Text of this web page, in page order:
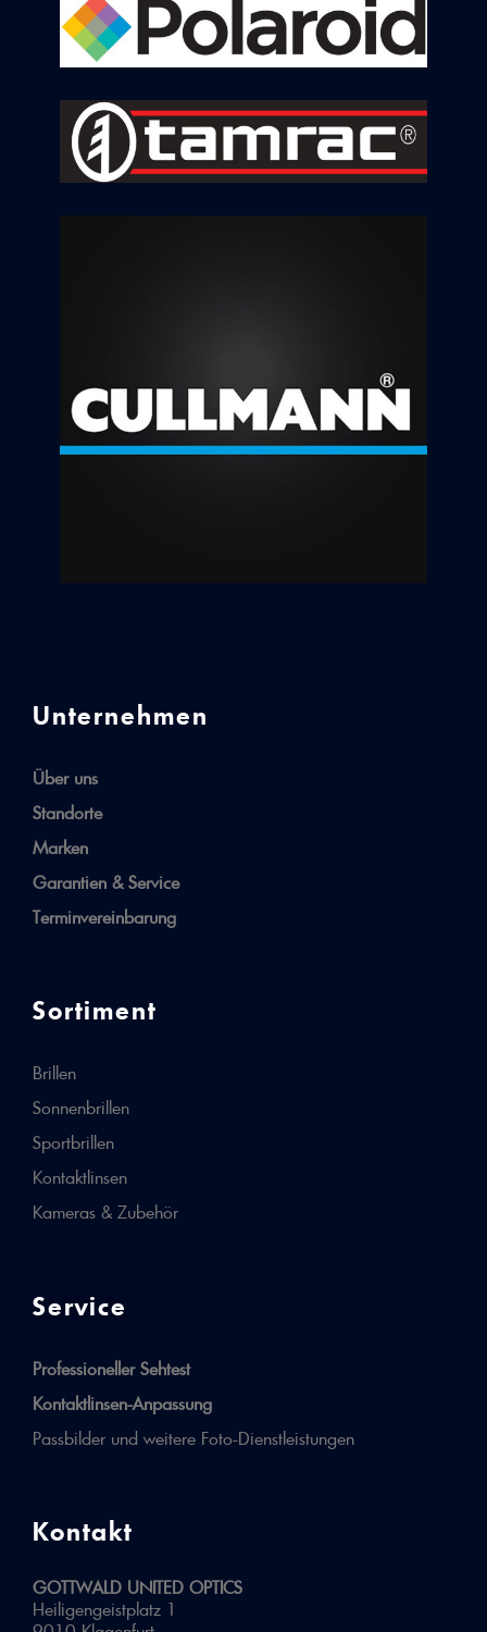
Unternehmen
Über uns
Standorte
Marken
Garantien & Service
Terminvereinbarung
Sortiment
Brillen
Sonnenbrillen
Sportbrillen
Kontaktlinsen
Kameras & Zubehör
Service
Professioneller Sehtest
Kontaktlinsen-Anpassung
Passbilder und weitere Foto-Dienstleistungen
Kontakt
GOTTWALD UNITED OPTICS
Heiligengeistplatz 1